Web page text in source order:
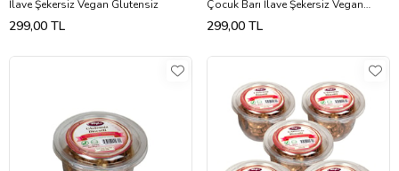
İlave Şekersiz Vegan Glutensiz
299,00 TL
Çocuk Barı İlave Şekersiz Vegan
Glutensiz
299,00 TL